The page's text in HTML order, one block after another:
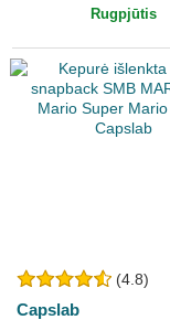
Rugpjūtis
(4.8)
Capslab